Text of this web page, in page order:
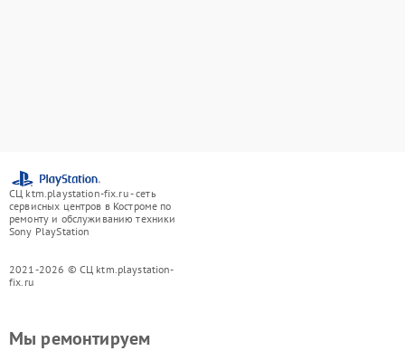
СЦ ktm.playstation-fix.ru - сеть
сервисных центров в Костроме по
ремонту и обслуживанию техники
Sony PlayStation
2021-2026 © СЦ ktm.playstation-
fix.ru
Мы ремонтируем